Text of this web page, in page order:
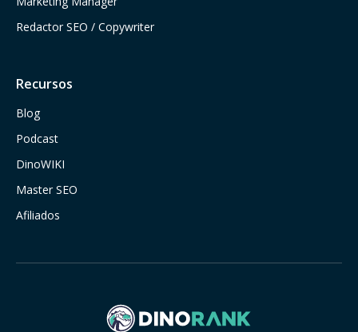
Redactor SEO / Copywriter
Recursos
Blog
Podcast
DinoWIKI
Master SEO
Afiliados